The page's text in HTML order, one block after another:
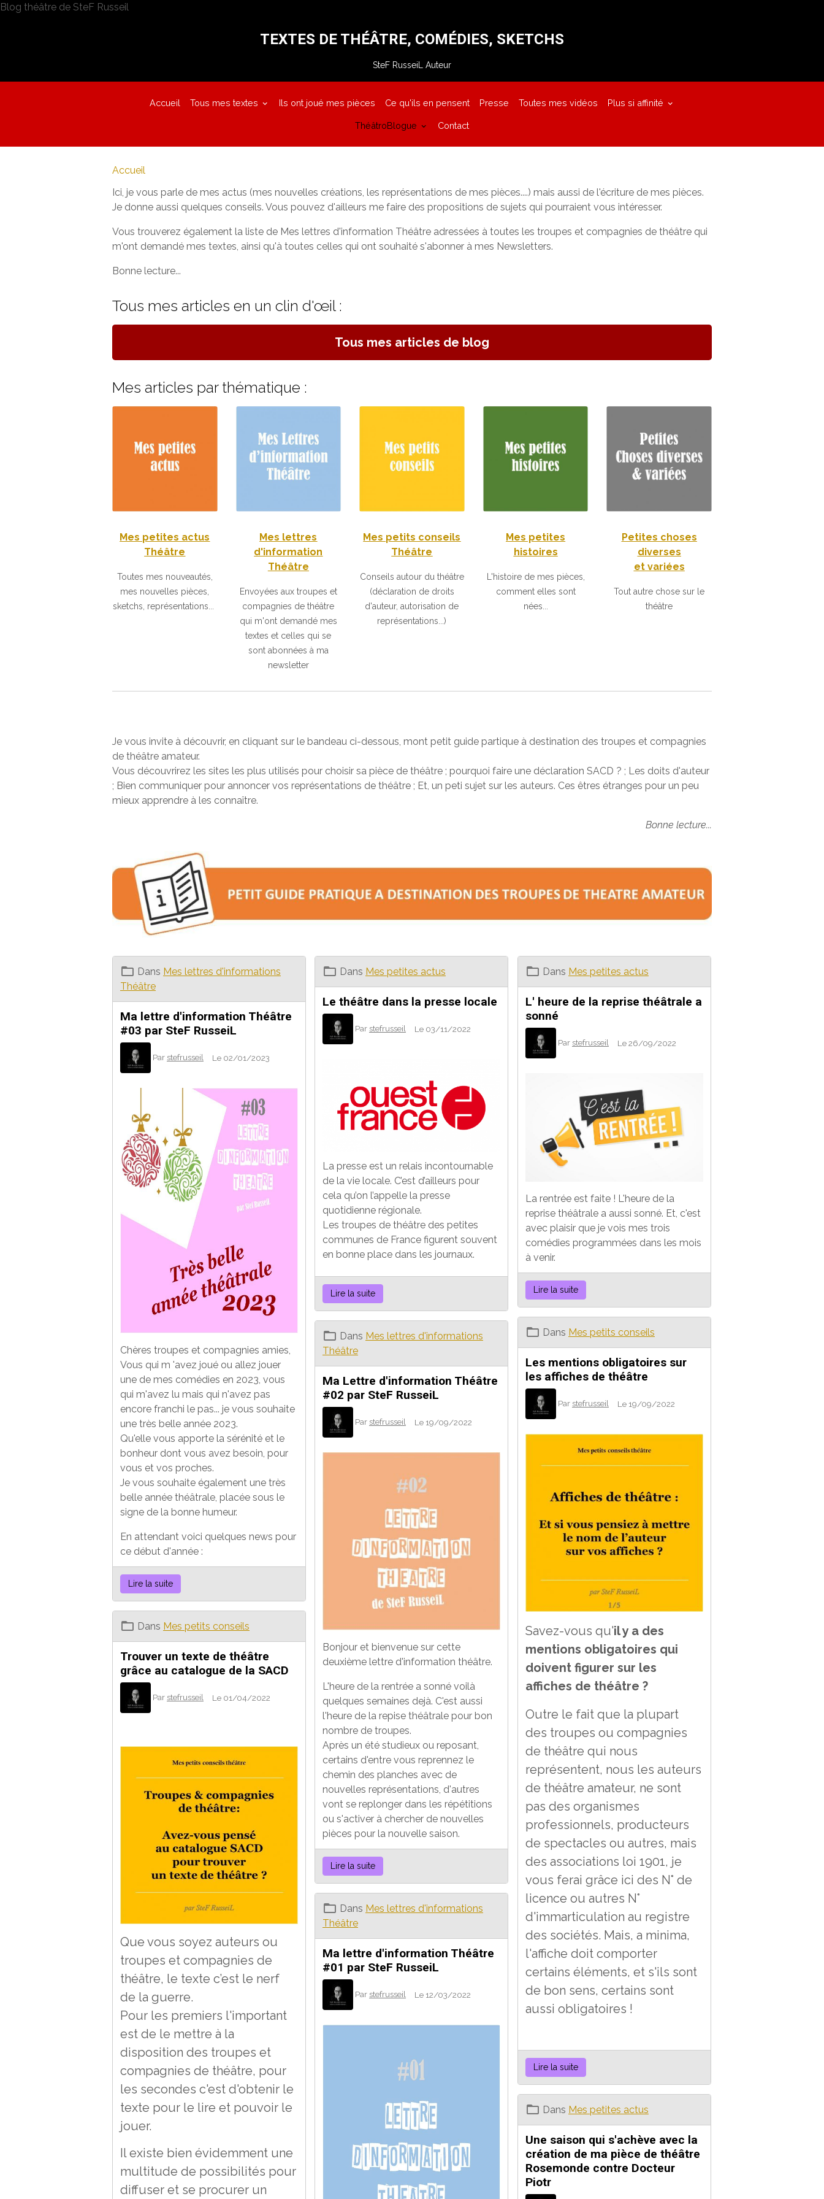
Blog théâtre de SteF Russeil
TEXTES DE THÉÂTRE, COMÉDIES, SKETCHS
SteF RusseiL Auteur
Accueil Tous mes textes Ils ont joué mes pièces Ce qu'ils en pensent Presse Toutes mes vidéos Plus si affinité
ThéâtroBlogue Contact
Accueil
Ici, je vous parle de mes actus (mes nouvelles créations, les représentations de mes pièces....) mais aussi de l'écriture de mes pièces.
Je donne aussi quelques conseils. Vous pouvez d'ailleurs me faire des propositions de sujets qui pourraient vous intéresser.
Vous trouverez également la liste de Mes lettres d'information Théâtre adressées à toutes les troupes et compagnies de théâtre qui
m'ont demandé mes textes, ainsi qu'à toutes celles qui ont souhaité s'abonner à mes Newsletters.
Bonne lecture...
Tous mes articles en un clin d'œil :
Tous mes articles de blog
Mes articles par thématique :
Mes petites actus
Théâtre
Toutes mes nouveautés,
mes nouvelles pièces,
sketchs, représentations...
Mes lettres
d'information
Théâtre
Envoyées aux troupes et
compagnies de théâtre
qui m'ont demandé mes
textes et celles qui se
sont abonnées à ma
newsletter
Mes petits conseils
Théâtre
Conseils autour du théâtre
(déclaration de droits
d'auteur, autorisation de
représentations...)
Mes petites
histoires
L'histoire de mes pièces,
comment elles sont
nées...
Petites choses
diverses
et variées
Tout autre chose sur le
théâtre
Je vous invite à découvrir, en cliquant sur le bandeau ci-dessous, mont petit guide partique à destination des troupes et compagnies
de théâtre amateur.
Vous découvrirez les sites les plus utilisés pour choisir sa pièce de théâtre ; pourquoi faire une déclaration SACD ? ; Les doits d'auteur
; Bien communiquer pour annoncer vos représentations de théâtre ; Et, un peti sujet sur les auteurs. Ces êtres étranges pour un peu
mieux apprendre à les connaître.
Bonne lecture...
Dans Mes lettres d'informations
Théâtre
Ma lettre d'information Théâtre
#03 par SteF RusseiL
Par stefrusseil Le 02/01/2023
Chères troupes et compagnies amies,
Vous qui m 'avez joué ou allez jouer
une de mes comédies en 2023, vous
qui m'avez lu mais qui n'avez pas
encore franchi le pas... je vous souhaite
une très belle année 2023.
Qu'elle vous apporte la sérénité et le
bonheur dont vous avez besoin, pour
vous et vos proches.
Je vous souhaite également une très
belle année théâtrale, placée sous le
signe de la bonne humeur.
En attendant voici quelques news pour
ce début d'année :
Lire la suite
Dans Mes petites actus
Le théâtre dans la presse locale
Par stefrusseil Le 03/11/2022
La presse est un relais incontournable
de la vie locale. C’est d’ailleurs pour
cela qu’on l’appelle la presse
quotidienne régionale.
Les troupes de théâtre des petites
communes de France figurent souvent
en bonne place dans les journaux.
Lire la suite
Dans Mes petites actus
L' heure de la reprise théâtrale a
sonné
Par stefrusseil Le 26/09/2022
La rentrée est faite ! L'heure de la
reprise théâtrale a aussi sonné. Et, c'est
avec plaisir que je vois mes trois
comédies programmées dans les mois
à venir.
Lire la suite
Dans Mes petits conseils
Les mentions obligatoires sur
les affiches de théâtre
Par stefrusseil Le 19/09/2022
Savez-vous qu'il y a des
mentions obligatoires qui
doivent figurer sur les
affiches de théâtre ?
Outre le fait que la plupart
des troupes ou compagnies
de théâtre qui nous
représentent, nous les auteurs
de théâtre amateur, ne sont
pas des organismes
professionnels, producteurs
de spectacles ou autres, mais
des associations loi 1901, je
vous ferai grâce ici des N° de
licence ou autres N°
d'immarticulation au registre
des sociétés. Mais, a minima,
l'affiche doit comporter
certains éléments, et s'ils sont
de bon sens, certains sont
aussi obligatoires !
Lire la suite
Dans Mes lettres d'informations
Théâtre
Ma Lettre d'information Théâtre
#02 par SteF RusseiL
Par stefrusseil Le 19/09/2022
Bonjour et bienvenue sur cette
deuxième lettre d'information théâtre.
L'heure de la rentrée a sonné voilà
quelques semaines dejà. C'est aussi
l'heure de la repise théâtrale pour bon
nombre de troupes.
Après un été studieux ou reposant,
certains d'entre vous reprennez le
chemin des planches avec de
nouvelles représentations, d'autres
vont se replonger dans les répétitions
ou s'activer à chercher de nouvelles
pièces pour la nouvelle saison.
Lire la suite
Dans Mes petits conseils
Trouver un texte de théâtre
grâce au catalogue de la SACD
Par stefrusseil Le 01/04/2022
Que vous soyez auteurs ou
troupes et compagnies de
théâtre, le texte c’est le nerf
de la guerre.
Pour les premiers l'important
est de le mettre à la
disposition des troupes et
compagnies de théâtre, pour
les secondes c'est d'obtenir le
texte pour le lire et pouvoir le
jouer.
Il existe bien évidemment une
multitude de possibilités pour
diffuser et se procurer un
Dans Mes lettres d'informations
Théâtre
Ma lettre d'information Théâtre
#01 par SteF RusseiL
Par stefrusseil Le 12/03/2022
Dans Mes petites actus
Une saison qui s'achève avec la
création de ma pièce de théâtre
Rosemonde contre Docteur
Piotr